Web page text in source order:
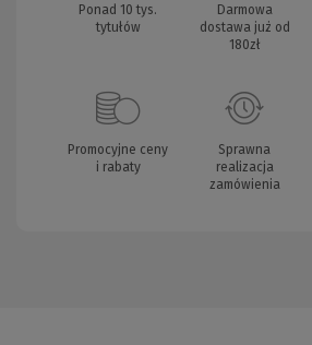
Ponad 10 tys.
tytułów
Darmowa
dostawa już od
180zł
Promocyjne ceny
i rabaty
Sprawna
realizacja
zamówienia